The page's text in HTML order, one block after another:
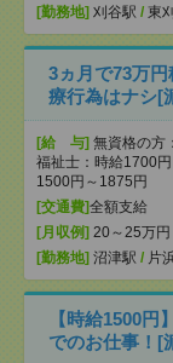
[勤務地] 刈谷駅 / 東
3ヵ月で73万
療行為はナシ[
[給 与] 無資格の方
福祉士：時給1700
1500円～1875円
[交通費]全額支給
[月収例] 20～25万円
[勤務地] 沼津駅 / 片
【時給1500
でのお仕事！[